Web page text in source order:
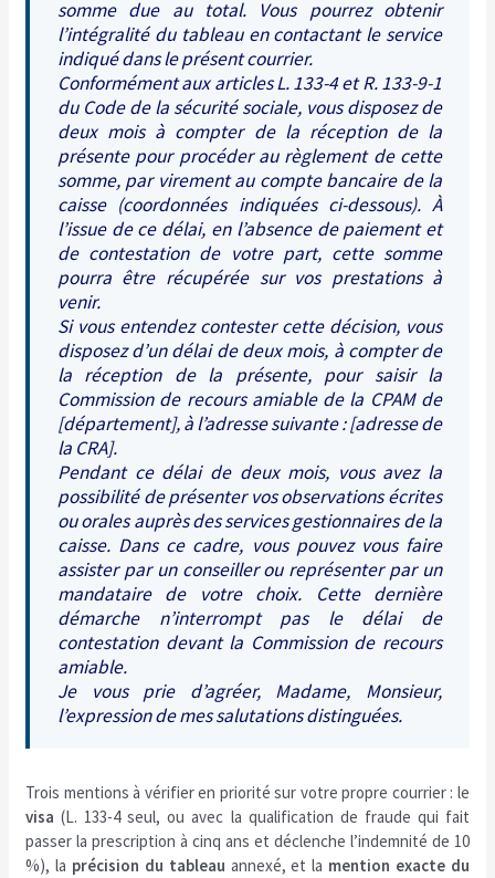
somme due au total. Vous pourrez obtenir
l’intégralité du tableau en contactant le service
indiqué dans le présent courrier.
Conformément aux articles L. 133-4 et R. 133-9-1
du Code de la sécurité sociale, vous disposez de
deux mois à compter de la réception de la
présente pour procéder au règlement de cette
somme, par virement au compte bancaire de la
caisse (coordonnées indiquées ci-dessous). À
l’issue de ce délai, en l’absence de paiement et
de contestation de votre part, cette somme
pourra être récupérée sur vos prestations à
venir.
Si vous entendez contester cette décision, vous
disposez d’un délai de deux mois, à compter de
la réception de la présente, pour saisir la
Commission de recours amiable de la CPAM de
[département], à l’adresse suivante : [adresse de
la CRA].
Pendant ce délai de deux mois, vous avez la
possibilité de présenter vos observations écrites
ou orales auprès des services gestionnaires de la
caisse. Dans ce cadre, vous pouvez vous faire
assister par un conseiller ou représenter par un
mandataire de votre choix. Cette dernière
démarche n’interrompt pas le délai de
contestation devant la Commission de recours
amiable.
Je vous prie d’agréer, Madame, Monsieur,
l’expression de mes salutations distinguées.
Trois mentions à vérifier en priorité sur votre propre courrier : le
visa (L. 133-4 seul, ou avec la qualification de fraude qui fait
passer la prescription à cinq ans et déclenche l’indemnité de 10
%), la précision du tableau annexé, et la mention exacte du